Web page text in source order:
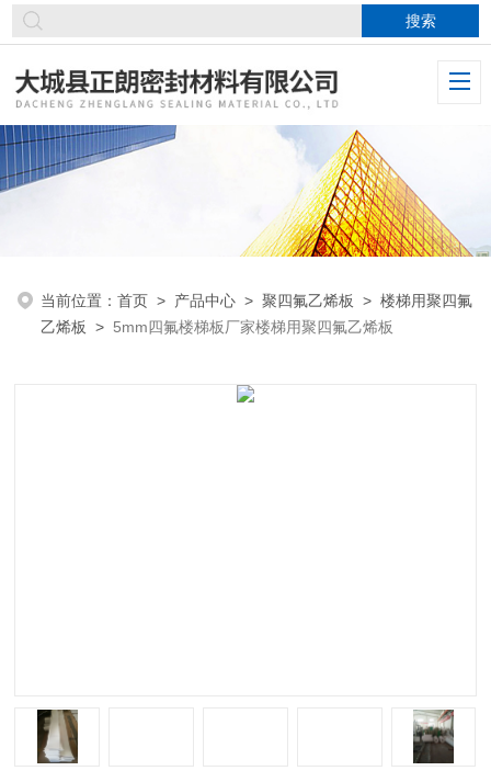
当前位置：首页 > 产品中心 >聚四氟乙烯板 >楼梯用聚四氟
乙烯板
> 5mm四氟楼梯板厂家楼梯用聚四氟乙烯板